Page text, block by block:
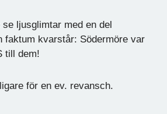
ljusglimtar med en del
faktum kvarstår: Södermöre var
till dem!
för en ev. revansch.